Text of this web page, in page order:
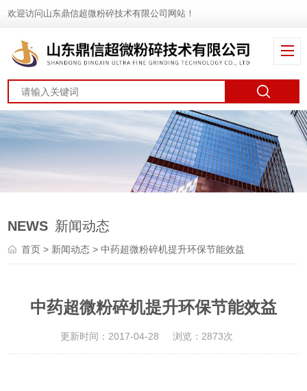
欢迎访问山东鼎信超微粉碎技术有限公司网站！
NEWS 新闻动态
首页 > 新闻动态 > 中药超微粉碎机提升环保节能效益
中药超微粉碎机提升环保节能效益
更新时间：2017-04-28 浏览：2873次